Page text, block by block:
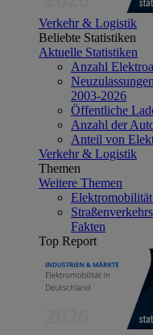
Verkehr & Logistik
Beliebte Statistiken
Aktuelle Statistiken
Anzahl
2003-2026
Öffentliche
Anzahl der
Anteil von
Verkehr & Logistik
Themen
Weitere Themen
Fakten
Top Report